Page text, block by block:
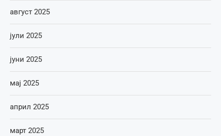
август 2025
јули 2025
јуни 2025
мај 2025
април 2025
март 2025